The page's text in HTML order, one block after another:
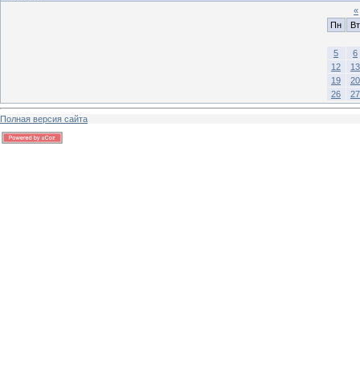
«
Пн
Вт
5
6
12
13
19
20
26
27
Полная версия сайта